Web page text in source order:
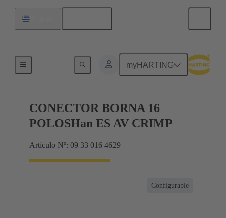
myHARTING
Conector con regletero
CONECTOR BORNA 16
POLOSHan ES AV CRIMP
Artículo Nº: 09 33 016 4629
Configurable